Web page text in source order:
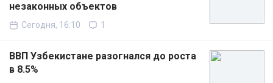
незаконных объектов
Сегодня, 16:10 1
ВВП Узбекистане разогнался до роста
в 8.5%